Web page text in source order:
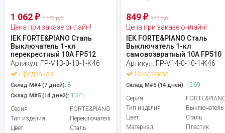
1 062 ₽ 1 179 руб.
Цена при заказе онлайн!
IEK FORTE&PIANO Сталь
Выключатель 1-кл
перекрестный 10А FP512
Артикул: FP-V13-0-10-1-K46
Предзаказ
Склад М#4 (7 дней): 8
Склад М#5 (14 дней): 1371
Серия
FORTE&PIANO
Тип изделия
Переключатель
Цвет
Сталь
849₽ 943 руб.
Цена при заказе онлайн!
IEK FORTE&PIANO Сталь
Выключатель 1-кл
самовозвратный 10А FP510
Артикул: FP-V14-0-10-1-K46
Предзаказ
Склад М#5 (14 дней): 1269
Серия
Тип изделия
Выключатель
Цвет
Сталь
Материал
Пластик